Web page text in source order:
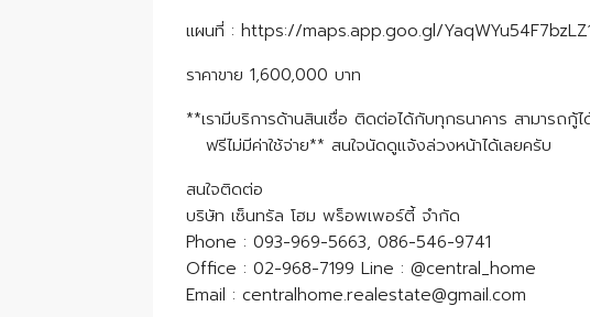
แผนที่ : https://maps.app.goo.gl/
ราคาขาย 1,600,000 บาท
**เรามีบริการด้านสินเชื่อ ติดต่อได้กับทุกธนาคาร สามารถกู้
ฟรีไม่มีค่าใช้จ่าย** สนใจนัดดูแจ้งล่วงหน้าได้เลยครับ
สนใจติดต่อ
บริษัท เซ็นทรัล โฮม พร็อพเพอร์ตี้ จำกัด
Phone : 093-969-5663, 086-546-9741
Office : 02-968-7199 Line : @central_home
​​​​​​​Email : centralhome.realestate@gmail.com